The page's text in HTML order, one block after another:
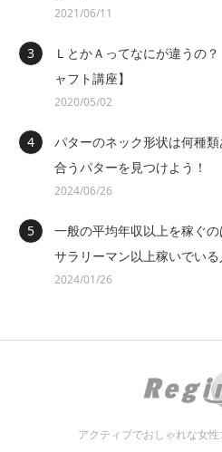
2021/06/11
ＬとかＡってなにが違うの
ャフト講座】
2020/05/02
パターのネック形状は何種
合うパターを見つけよう！
2024/06/26
一般の平均年収以上を稼ぐ
サラリーマン以上稼いでい
2024/01/26
アクティブでおしゃれな女